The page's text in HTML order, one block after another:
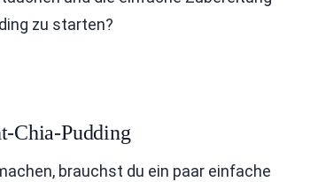
zu starten?
Chia-Pudding
brauchst du ein paar einfache